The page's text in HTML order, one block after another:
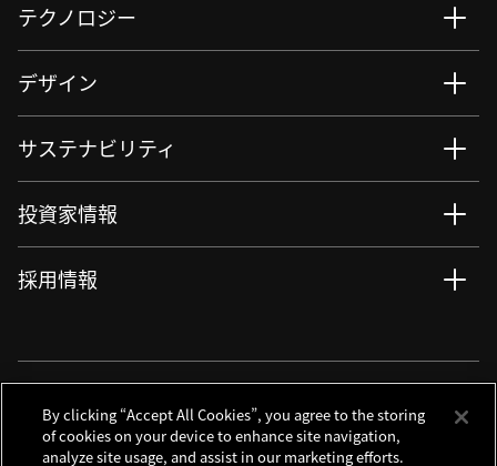
テクノロジー
デザイン
サステナビリティ
投資家情報
採用情報
ソーシャルメディアアカウント
By clicking “Accept All Cookies”, you agree to the storing
of cookies on your device to enhance site navigation,
analyze site usage, and assist in our marketing efforts.